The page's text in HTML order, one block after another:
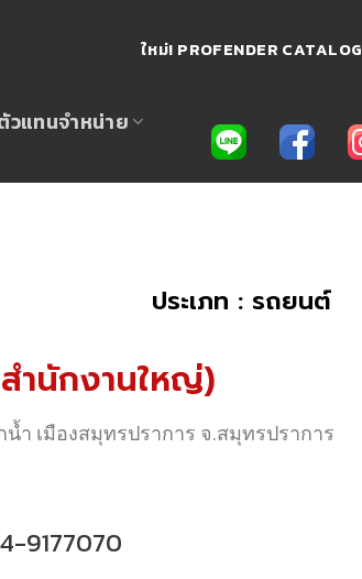
ใหม่! PROFENDER CATALOG
วแทนจำหน่าย
ประเภท : รถยนต์
ำนักงานใหญ่)
ำ เมืองสมุทรปราการ จ.สมุทรปราการ
9177070